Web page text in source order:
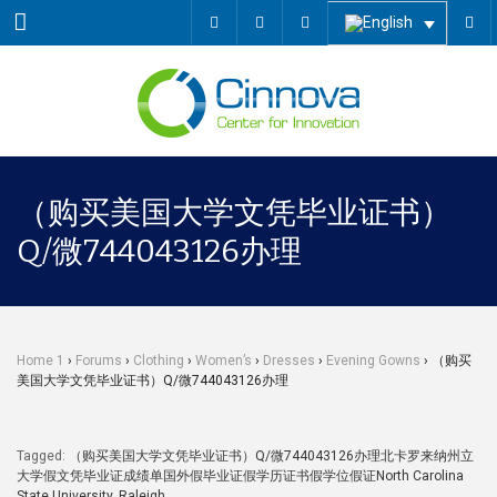
Menu
（购买美国大学文凭毕业证书）
Q/微744043126办理
Home 1 › Forums › Clothing › Women’s › Dresses › Evening Gowns ›
（购买
美国大学文凭毕业证书）Q/微744043126办理
Tagged:
（购买美国大学文凭毕业证书）Q/微744043126办理北卡罗来纳州立
大学假文凭毕业证成绩单国外假毕业证假学历证书假学位假证North Carolina